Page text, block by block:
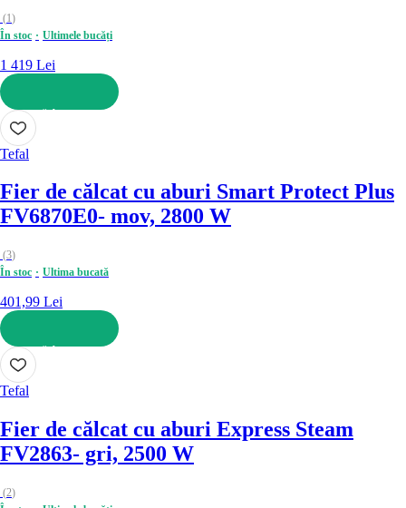
(1)
În stoc
Ultimele bucăți
1 419 Lei
ADAUGĂ ÎN COȘ
Tefal
Fier de călcat cu aburi Smart Protect Plus
FV6870E0- mov, 2800 W
(3)
În stoc
Ultima bucată
401,99 Lei
ADAUGĂ ÎN COȘ
Tefal
Fier de călcat cu aburi Express Steam
FV2863- gri, 2500 W
(2)